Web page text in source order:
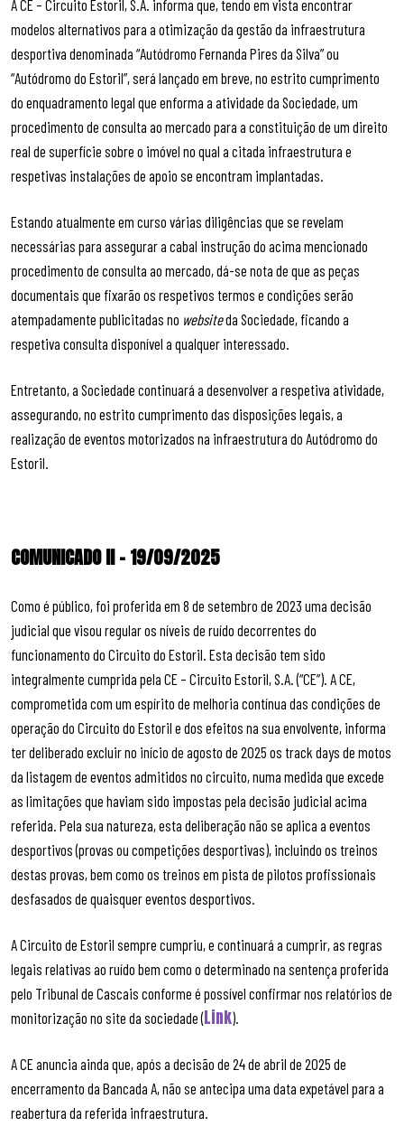
A CE – Circuito Estoril, S.A. informa que, tendo em vista encontrar
modelos alternativos para a otimização da gestão da infraestrutura
desportiva denominada “Autódromo Fernanda Pires da Silva” ou
“Autódromo do Estoril”, será lançado em breve, no estrito cumprimento
do enquadramento legal que enforma a atividade da Sociedade, um
procedimento de consulta ao mercado para a constituição de um direito
real de superfície sobre o imóvel no qual a citada infraestrutura e
respetivas instalações de apoio se encontram implantadas.
Estando atualmente em curso várias diligências que se revelam
necessárias para assegurar a cabal instrução do acima mencionado
procedimento de consulta ao mercado, dá-se nota de que as peças
documentais que fixarão os respetivos termos e condições serão
atempadamente publicitadas no websiteda Sociedade, ficando a
respetiva consulta disponível a qualquer interessado.
Entretanto, a Sociedade continuará a desenvolver a respetiva atividade,
assegurando, no estrito cumprimento das disposições legais, a
realização de eventos motorizados na infraestrutura do Autódromo do
Estoril.
COMUNICADO II – 19/09/2025
Como é público, foi proferida em 8 de setembro de 2023 uma decisão
judicial que visou regular os níveis de ruído decorrentes do
funcionamento do Circuito do Estoril. Esta decisão tem sido
integralmente cumprida pela CE – Circuito Estoril, S.A. (“CE”). A CE,
comprometida com um espírito de melhoria contínua das condições de
operação do Circuito do Estoril e dos efeitos na sua envolvente, informa
ter deliberado excluir no início de agosto de 2025 os track days de motos
da listagem de eventos admitidos no circuito, numa medida que excede
as limitações que haviam sido impostas pela decisão judicial acima
referida. Pela sua natureza, esta deliberação não se aplica a eventos
desportivos (provas ou competições desportivas), incluindo os treinos
destas provas, bem como os treinos em pista de pilotos profissionais
desfasados de quaisquer eventos desportivos.
A Circuito de Estoril sempre cumpriu, e continuará a cumprir, as regras
legais relativas ao ruído bem como o determinado na sentença proferida
pelo Tribunal de Cascais conforme é possível confirmar nos relatórios de
monitorização no site da sociedade (Link).
A CE anuncia ainda que, após a decisão de 24 de abril de 2025 de
encerramento da Bancada A, não se antecipa uma data expetável para a
reabertura da referida infraestrutura.